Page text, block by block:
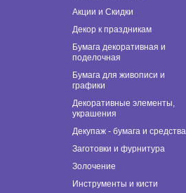
Акции и Скидки
Декор к праздникам
Бумага декоративная и
поделочная
Бумага для живописи и
графики
Декоративные элементы,
украшения
Декупаж - бумага и средства
Заготовки и фурнитура
Золочение
Инструменты и кисти